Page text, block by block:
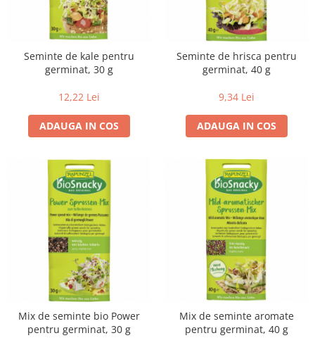
Seminte de kale pentru
germinat, 30 g
12,22 Lei
ADAUGA IN COS
Seminte de hrisca pentru
germinat, 40 g
9,34 Lei
ADAUGA IN COS
Mix de seminte bio Power
pentru germinat, 30 g
Mix de seminte aromate
pentru germinat, 40 g